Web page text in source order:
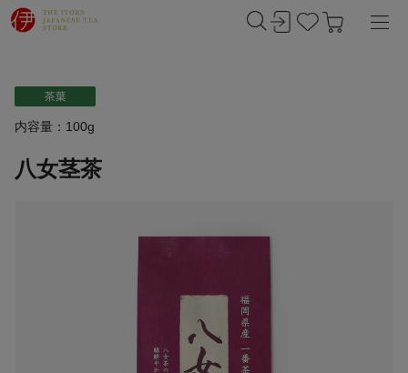
内容量：100g
八女茎茶